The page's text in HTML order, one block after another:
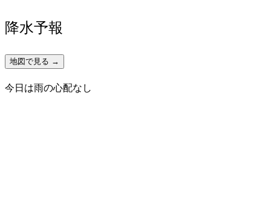
降水予報
地図で見る →
今日は雨の心配なし